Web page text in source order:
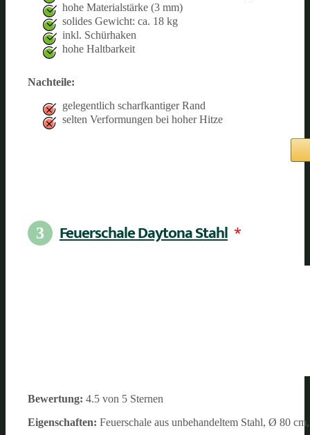
hohe Materialstärke (3 mm)
solides Gewicht: ca. 18 kg
inkl. Schürhaken
hohe Haltbarkeit
Nachteile:
gelegentlich scharfkantiger Rand
selten Verformungen bei hoher Hitze
3 Feuerschale Daytona Stahl *
Bewertung: 4.5 von 5 Sternen
Eigenschaften: Feuerschale aus unbehandeltem Stahl, Ø 80